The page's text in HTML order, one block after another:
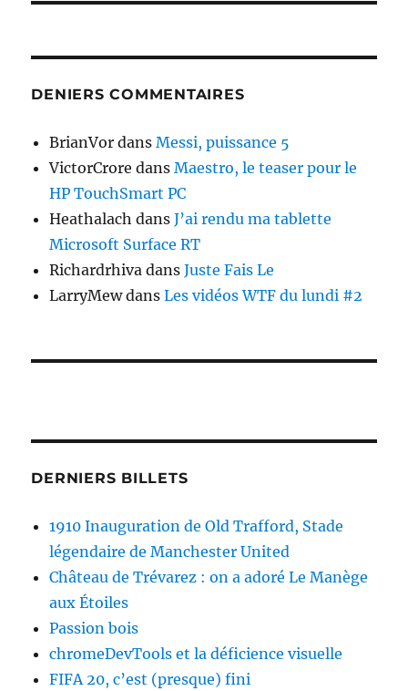
DENIERS COMMENTAIRES
BrianVor dansMessi, puissance 5
VictorCrore dansMaestro, le teaser pour le
HP TouchSmart PC
Heathalach dansJ’ai rendu ma tablette
Microsoft Surface RT
Richardrhiva dansJuste Fais Le
LarryMewdansLes vidéos WTF du lundi #2
DERNIERS BILLETS
1910 Inauguration de Old Trafford, Stade
légendaire de Manchester United
Château de Trévarez : on a adoré Le Manège
aux Étoiles
Passion bois
chromeDevTools et la déficience visuelle
FIFA 20, c’est (presque) fini